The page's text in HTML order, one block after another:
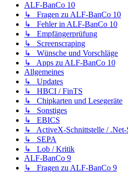
ALF-BanCo 10
↳ Fragen zu ALF-BanCo 10
↳ Fehler in ALF-BanCo 10
↳ Empfängerprüfung
↳ Screenscraping
↳ Wünsche und Vorschläge
↳ Apps zu ALF-BanCo 10
Allgemeines
↳ Updates
↳ HBCI / FinTS
↳ Chipkarten und Lesegeräte
↳ Sonstiges
↳ EBICS
↳ ActiveX-Schnittstelle / .Net-
↳ SEPA
↳ Lob / Kritik
ALF-BanCo 9
↳ Fragen zu ALF-BanCo 9